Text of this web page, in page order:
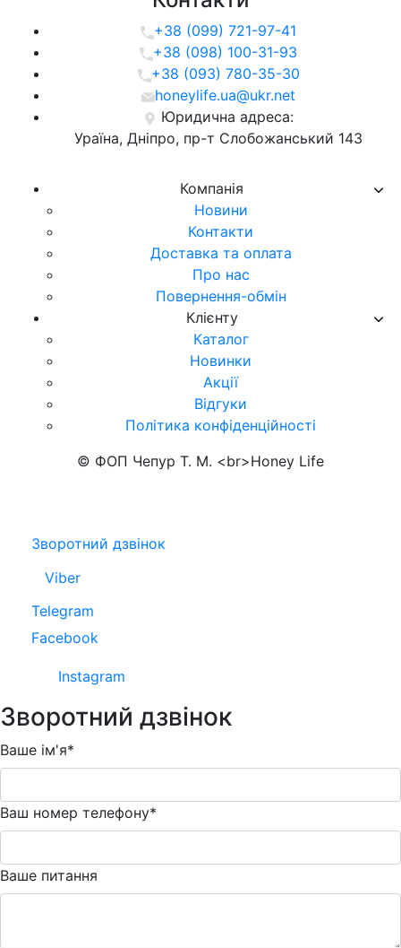
Компанія
Новини
Контакти
Доставка та оплата
Про нас
Повернення-обмін
Клієнту
Каталог
Новинки
Акції
Відгуки
Політика конфіденційності
+38 (099) 721-97-41
+38 (098) 100-31-93
+38 (093) 780-35-30
honeylife.ua@ukr.net
Юридична адреса:
Ураїна, Дніпро, пр-т Слобожанський 143
© ФОП Чепур Т. М. <br>Honey Life
Зворотний дзвінок
Viber
Telegram
Facebook
Instagram
Зворотний дзвінок
Ваше ім'я*
Ваш номер телефону*
Ваше питання